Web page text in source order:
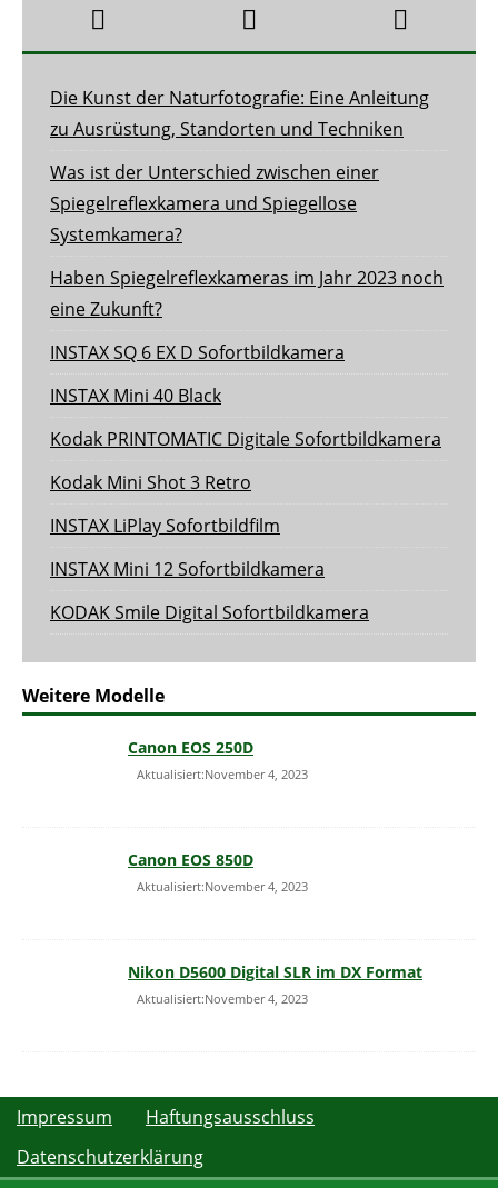
Die Kunst der Naturfotografie: Eine Anleitung
zu Ausrüstung, Standorten und Techniken
Was ist der Unterschied zwischen einer
Spiegelreflexkamera und Spiegellose
Systemkamera?
Haben Spiegelreflexkameras im Jahr 2023 noch
eine Zukunft?
INSTAX SQ 6 EX D Sofortbildkamera
INSTAX Mini 40 Black
Kodak PRINTOMATIC Digitale Sofortbildkamera
Kodak Mini Shot 3 Retro
INSTAX LiPlay Sofortbildfilm
INSTAX Mini 12 Sofortbildkamera
KODAK Smile Digital Sofortbildkamera
Weitere Modelle
Canon EOS 250D
Aktualisiert:November 4, 2023
Canon EOS 850D
Aktualisiert:November 4, 2023
Nikon D5600 Digital SLR im DX Format
Aktualisiert:November 4, 2023
Impressum
Haftungsausschluss
Datenschutzerklärung